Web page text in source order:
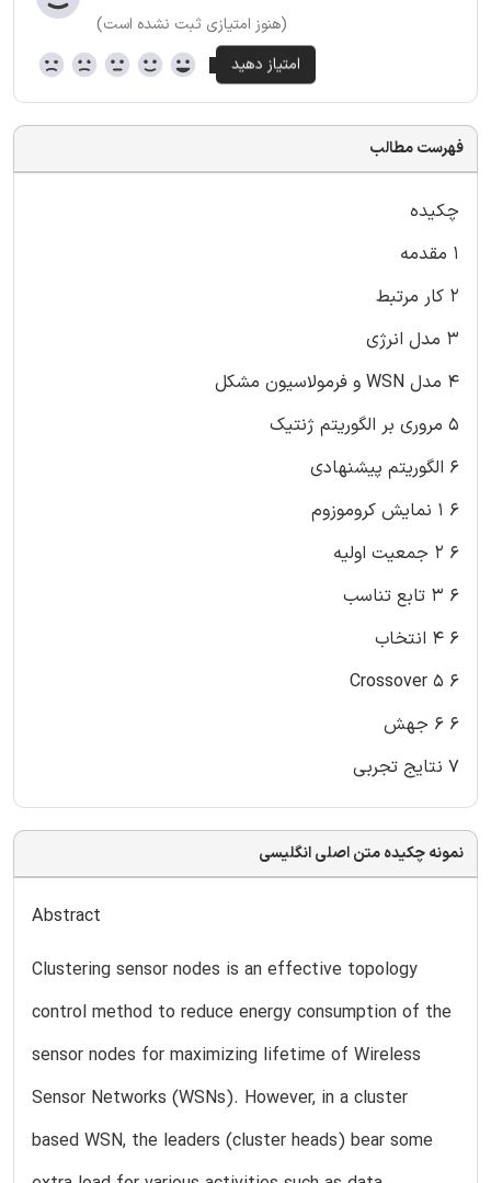
(هنوز امتیازی ثبت نشده است)
فهرست مطالب
چکیده
۱ مقدمه
۲ کار مرتبط
۳ مدل انرژی
۴ مدل WSN و فرمولاسیون مشکل
۵ مروری بر الگوریتم ژنتیک
۶ الگوریتم پیشنهادی
۶ ۱ نمایش کروموزوم
۶ ۲ جمعیت اولیه
۶ ۳ تابع تناسب
۶ ۴ انتخاب
۶ ۵ Crossover
۶ ۶ جهش
۷ نتایج تجربی
نمونه چکیده متن اصلی انگلیسی
Abstract
Clustering sensor nodes is an effective topology
control method to reduce energy consumption of the
sensor nodes for maximizing lifetime of Wireless
Sensor Networks (WSNs). However, in a cluster
based WSN, the leaders (cluster heads) bear some